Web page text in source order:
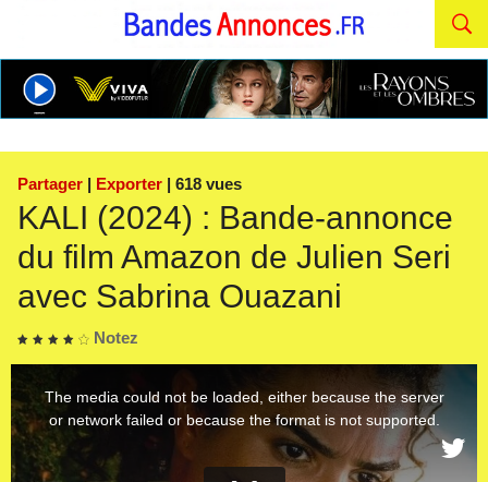
Partager | Exporter | 618 vues
KALI (2024) : Bande-annonce
du film Amazon de Julien Seri
avec Sabrina Ouazani
Notez